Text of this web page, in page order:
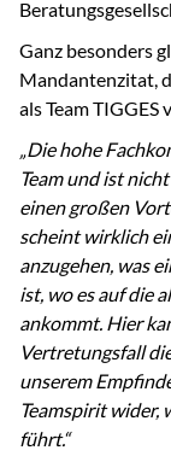
Ganz besonders
Mandantenzitat,
als Team
„Die hohe
Team und ist
einen großen
scheint wirklich
anzugehen, was
ist, wo es auf die
ankommt. Hier
Vertretungsfall
unserem
Teamspirit wider,
führt.“